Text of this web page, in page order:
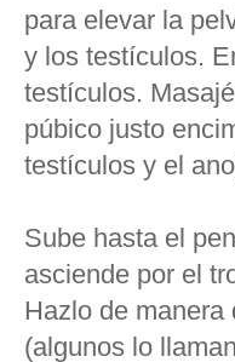
para elevar la
y los testículos.
testículos.
púbico justo
testículos y el
Sube hasta el
asciende por el
Hazlo de manera
(algunos lo